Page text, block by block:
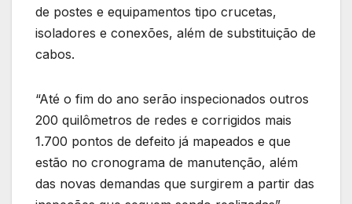
de postes e equipamentos tipo crucetas,
isoladores e conexões, além de substituição de
cabos.
“Até o fim do ano serão inspecionados outros
200 quilômetros de redes e corrigidos mais
1.700 pontos de defeito já mapeados e que
estão no cronograma de manutenção, além
das novas demandas que surgirem a partir das